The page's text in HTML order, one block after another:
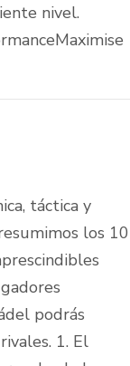
nivel.
táctica y
los 10
podrás
1. El